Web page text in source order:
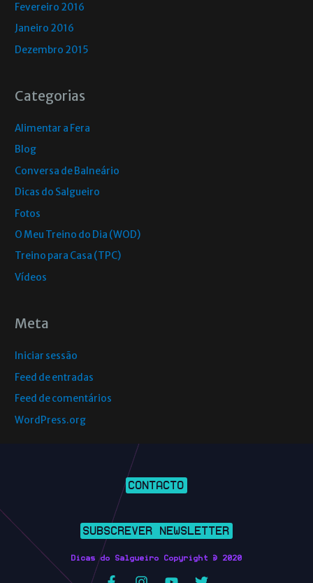
Fevereiro 2016
Janeiro 2016
Dezembro 2015
Categorias
Alimentar a Fera
Blog
Conversa de Balneário
Dicas do Salgueiro
Fotos
O Meu Treino do Dia (WOD)
Treino para Casa (TPC)
Vídeos
Meta
Iniciar sessão
Feed de entradas
Feed de comentários
WordPress.org
CONTACTO
SUBSCREVER NEWSLETTER
Dicas do Salgueiro Copyright © 2020